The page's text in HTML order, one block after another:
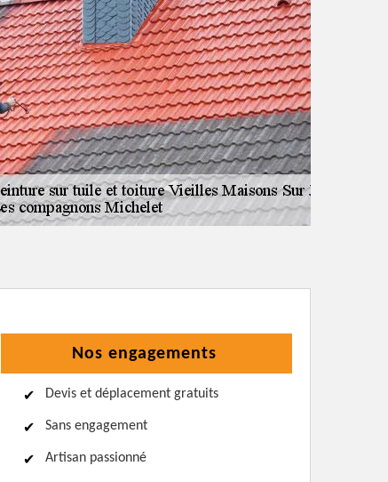
Nos engagements
Devis et déplacement gratuits
Sans engagement
Artisan passionné